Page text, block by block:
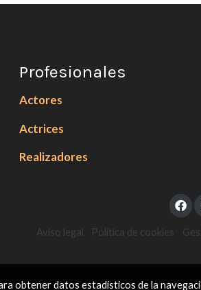
Profesionales
Actores
Actrices
Realizadores
Aviso legal Política de cookies
obtener datos estadísticos de la